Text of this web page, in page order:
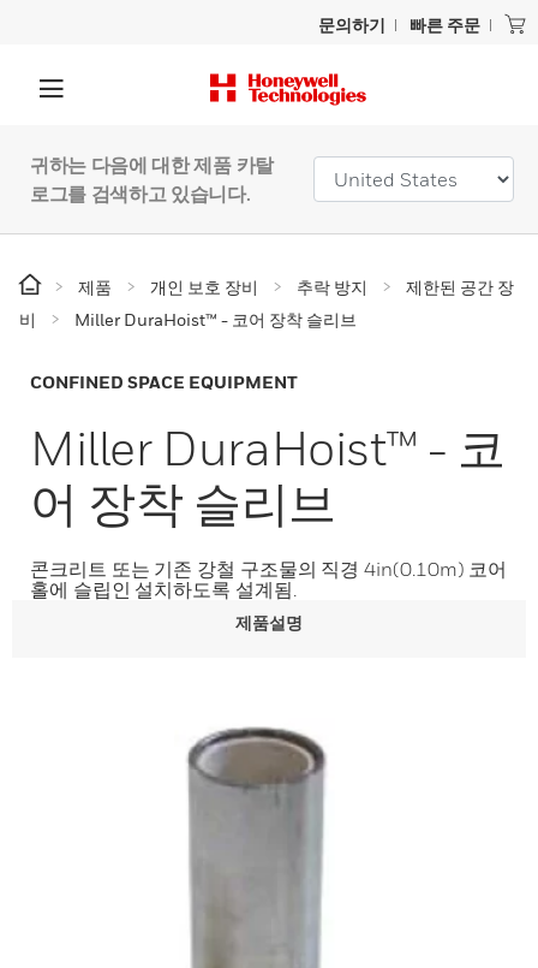
문의하기 빠른 주문
귀하는 다음에 대한 제품 카탈
로그를 검색하고 있습니다.
제품 개인 보호 장비 추락 방지
제한된 공간 장
비
Miller DuraHoist™ - 코어 장착 슬리브
CONFINED SPACE EQUIPMENT
Miller DuraHoist™ - 코
어 장착 슬리브
콘크리트 또는 기존 강철 구조물의 직경 4in(0.10m) 코어
홀에 슬립인 설치하도록 설계됨.
제품설명